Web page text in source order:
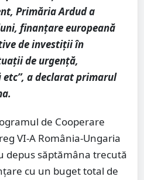
Primăria Ardud a
finanțare europeană
de investiții în
de urgență,
a declarat primarul
de Cooperare
VI-A România-Ungaria
depus săptămâna trecută
cu un buget total de